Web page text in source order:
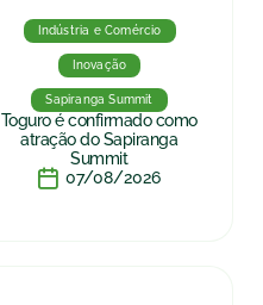
Indústria e Comércio
Inovação
Sapiranga Summit
Toguro é confirmado como
atração do Sapiranga
Summit
07/08/2026